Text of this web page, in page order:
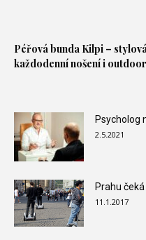
Péřová bunda Kilpi –
každodenní nošení i
Psycholog
2.5.2021
Prahu
11.1.2017